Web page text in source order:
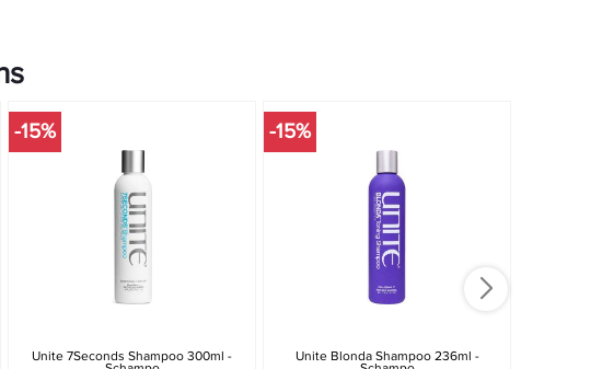
-15%
Unite 7Seconds Shampoo 300ml -
-15%
Unite Blonda Shampoo 236ml -